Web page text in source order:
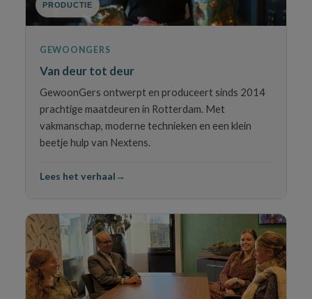
PRODUCTIE
GEWOONGERS
Van deur tot deur
GewoonGers ontwerpt en produceert sinds 2014
prachtige maatdeuren in Rotterdam. Met
vakmanschap, moderne technieken en een klein
beetje hulp van Nextens.
Lees het verhaal →